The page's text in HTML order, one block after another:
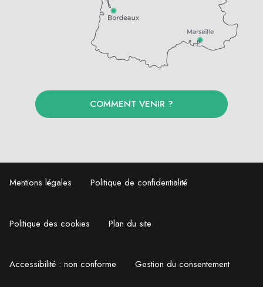
COMMENT VENIR ?
Mentions légales Politique de confidentialité
Politique des cookies Plan du site
Accessibilité : non conforme Gestion du consentement